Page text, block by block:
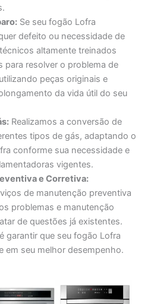
Se seu fogão Lofra
defeito ou necessidade de
altamente treinados
para resolver o problema de
peças originais e
da vida útil do seu
Realizamos a conversão de
tipos de gás, adaptando o
conforme sua necessidade e
vigentes.
e Corretiva:
de manutenção preventiva
problemas e manutenção
de questões já existentes.
garantir que seu fogão Lofra
em seu melhor desempenho.